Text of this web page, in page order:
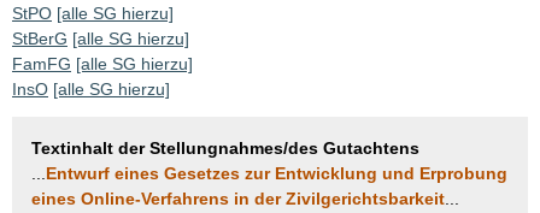
StPO [alle SG hierzu]
StBerG [alle SG hierzu]
FamFG [alle SG hierzu]
InsO [alle SG hierzu]
Textinhalt der Stellungnahmes/des Gutachtens
Entwurf eines Gesetzes zur Entwicklung und Erprobung
eines Online-Verfahrens in der Zivilgerichtsbarkeit